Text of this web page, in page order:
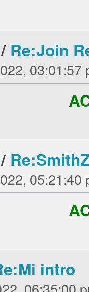
/ Re:Join
03:01:57
/
05:21:40
intro